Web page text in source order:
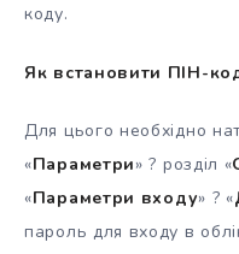
коду.
Як встановити ПІН-
Для цього необхідно
«Параметри» ? розділ «
«Параметри входу» ? «
пароль для входу в